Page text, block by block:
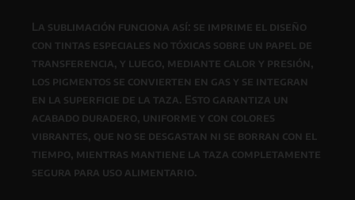
La sublimación funciona así: se imprime el diseño
con tintas especiales no tóxicas sobre un papel de
transferencia, y luego, mediante calor y presión,
los pigmentos se convierten en gas y se integran
en la superficie de la taza. Esto garantiza un
acabado duradero, uniforme y con colores
vibrantes, que no se desgastan ni se borran con el
tiempo, mientras mantiene la taza completamente
segura para uso alimentario.